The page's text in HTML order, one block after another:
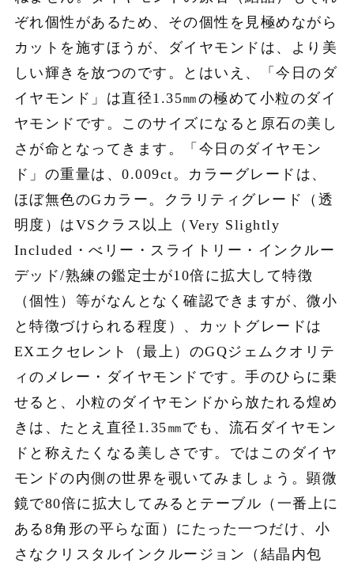
ぞれ個性があるため、その個性を見極めながら
カットを施すほうが、ダイヤモンドは、より美
しい輝きを放つのです。とはいえ、「今日のダ
イヤモンド」は直径1.35㎜の極めて小粒のダイ
ヤモンドです。このサイズになると原石の美し
さが命となってきます。「今日のダイヤモン
ド」の重量は、0.009ct。カラーグレードは、
ほぼ無色のGカラー。クラリティグレード（透
明度）はVSクラス以上（Very Slightly
Included・べリー・スライトリー・インクルー
デッド/熟練の鑑定士が10倍に拡大して特徴
（個性）等がなんとなく確認できますが、微小
と特徴づけられる程度）、カットグレードは
EXエクセレント（最上）のGQジェムクオリテ
ィのメレー・ダイヤモンドです。手のひらに乗
せると、小粒のダイヤモンドから放たれる煌め
きは、たとえ直径1.35㎜でも、流石ダイヤモン
ドと称えたくなる美しさです。ではこのダイヤ
モンドの内側の世界を覗いてみましょう。顕微
鏡で80倍に拡大してみるとテーブル（一番上に
ある8角形の平らな面）にたった一つだけ、小
さなクリスタルインクルージョン（結晶内包